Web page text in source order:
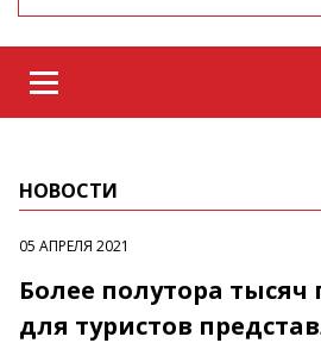
НОВОСТИ
05 АПРЕЛЯ 2021
Более полутора
для туристов